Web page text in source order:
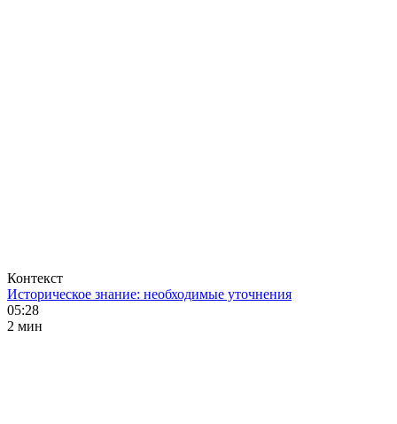
Контекст
Историческое знание: необходимые уточнения
05:28
2 мин